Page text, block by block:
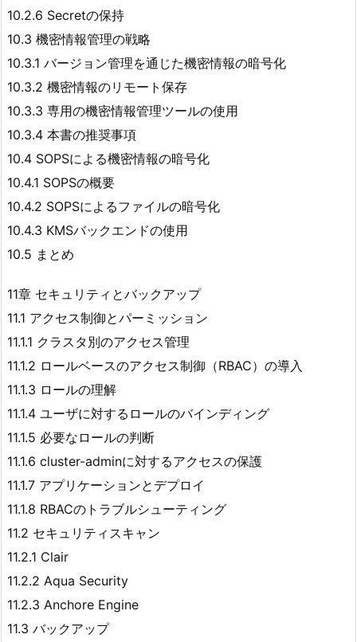
10.2.6 Secretの保持
10.3 機密情報管理の戦略
10.3.1 バージョン管理を通じた機密情報の暗号化
10.3.2 機密情報のリモート保存
10.3.3 専用の機密情報管理ツールの使用
10.3.4 本書の推奨事項
10.4 SOPSによる機密情報の暗号化
10.4.1 SOPSの概要
10.4.2 SOPSによるファイルの暗号化
10.4.3 KMSバックエンドの使用
10.5 まとめ
11章 セキュリティとバックアップ
11.1 アクセス制御とパーミッション
11.1.1 クラスタ別のアクセス管理
11.1.2 ロールベースのアクセス制御（RBAC）の導入
11.1.3 ロールの理解
11.1.4 ユーザに対するロールのバインディング
11.1.5 必要なロールの判断
11.1.6 cluster-adminに対するアクセスの保護
11.1.7 アプリケーションとデプロイ
11.1.8 RBACのトラブルシューティング
11.2 セキュリティスキャン
11.2.1 Clair
11.2.2 Aqua Security
11.2.3 Anchore Engine
11.3 バックアップ